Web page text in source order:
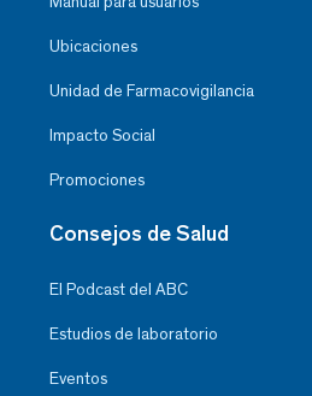
Ubicaciones
Unidad de Farmacovigilancia
Impacto Social
Promociones
Consejos de Salud
El Podcast del ABC
Estudios de laboratorio
Eventos